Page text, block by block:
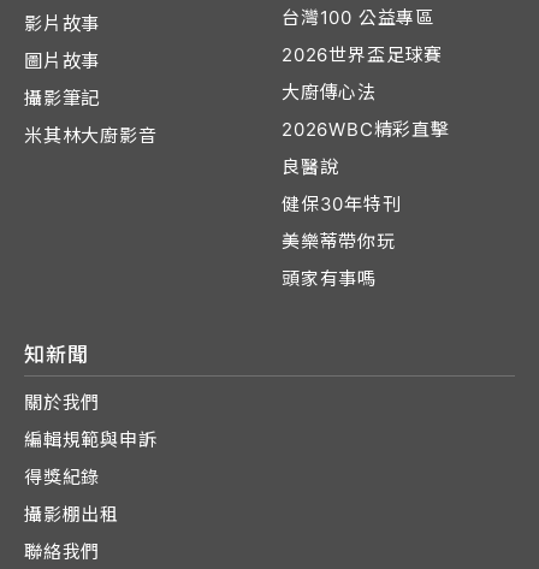
影片故事
圖片故事
攝影筆記
米其林大廚影音
台灣100 公益專區
2026世界盃足球賽
大廚傳心法
2026WBC精彩直擊
良醫說
健保30年特刊
美樂蒂帶你玩
頭家有事嗎
知新聞
關於我們
編輯規範與申訴
得獎紀錄
攝影棚出租
聯絡我們